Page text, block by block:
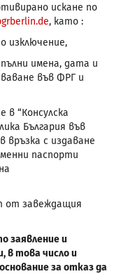
искане по
.de, като :
изключение,
имена, дата и
във ФРГ и
в “Консулска
България във
връзка с издаване
паспорти
от завеждащия
заявление и
в това число и
за отказ да